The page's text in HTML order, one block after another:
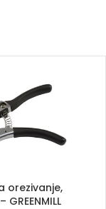
orezivanje,